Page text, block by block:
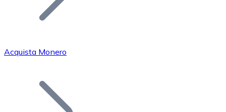
Bitcoin
Acquista Monero